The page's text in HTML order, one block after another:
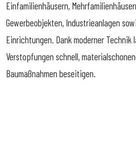
Einfamilienhäusern,
Gewerbeobjekten, Industrieanlagen
Einrichtungen. Dank moderner Technik
Verstopfungen schnell,
Baumaßnahmen beseitigen.